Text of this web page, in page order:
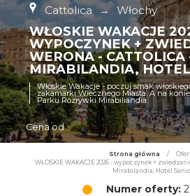
Cattolica → Włochy
WŁOSKIE WAKACJE
WYPOCZYNEK +
WERONA - CATTOLICA
MIRABILANDIA,
Włoskie Wakacje - poczuj smak
zakamarki Wiecznego Miasta. A na
Parku Rozrywki Mirabiliandia
Cena od
Strona główna /
WŁOSKIE WAKACJE 2026 - wypoczynek +
Mirabilandia, Hotel
Numer oferty: